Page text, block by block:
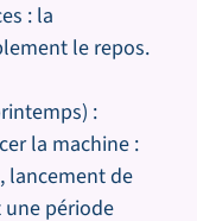
: la
le repos.
:
la machine :
lancement de
une période